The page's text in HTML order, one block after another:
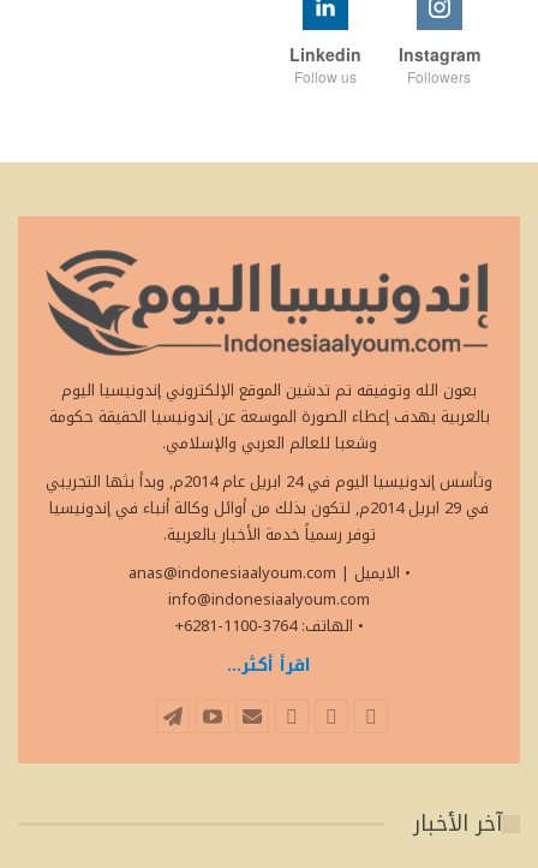
Instagram
Followers
Linkedin
Follow us
بعون الله وتوفيقه تم تدشين الموقع الإلكتروني إندونيسيا اليوم
بالعربية بهدف إعطاء الصورة الموسعة عن إندونيسيا الحقيقة حكومة
وشعبا للعالم العربي والإسلامي.
وتأسس إندونيسيا اليوم في 24 ابريل عام 2014م, وبدأ بثها التجريبي
في 29 ابريل 2014م, لتكون بذلك من أوائل وكالة أنباء في إندونيسيا
توفر رسمياً خدمة الأخبار بالعربية.
• الايميل
anas@indonesiaalyoum.com |
info@indonesiaalyoum.com
• الهاتف: 3764-1100-6281+
اقرأ أكثر...
آخر الأخبار